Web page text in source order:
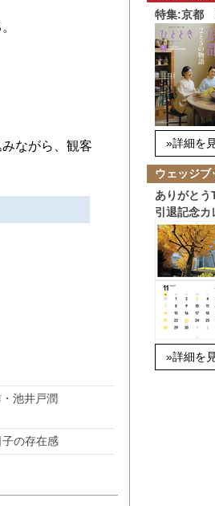
ながら、観客
池井戸潤
の存在感
特集:京都
»詳細を
ウェッジブ
ありがと
引退記念
»詳細を